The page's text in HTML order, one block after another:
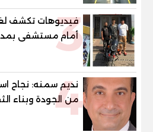
3
فيديوهات تكشف
أمام مستشفى
4
نديم سمنه: نجاح
من الجودة وبناء
مصر"